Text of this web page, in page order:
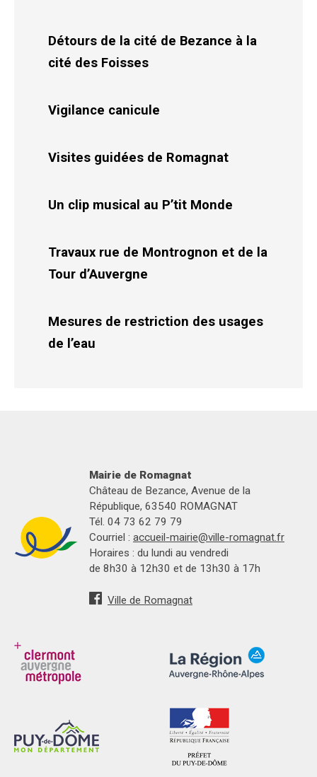
Détours de la cité de Bezance à la
cité des Foisses
Vigilance canicule
Visites guidées de Romagnat
Un clip musical au P’tit Monde
Travaux rue de Montrognon et de la
Tour d’Auvergne
Mesures de restriction des usages
de l’eau
Mairie de Romagnat
Château de Bezance, Avenue de la
République, 63540 ROMAGNAT
Tél. 04 73 62 79 79
Courriel : accueil-mairie@ville-romagnat.fr
Horaires : du lundi au vendredi
de 8h30 à 12h30 et de 13h30 à 17h
Ville de Romagnat